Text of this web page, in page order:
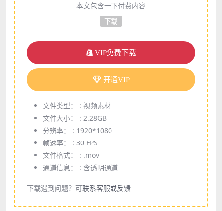
本文包含一下付费内容
下载
VIP免费下载
开通VIP
文件类型： : 视频素材
文件大小： : 2.28GB
分辨率： : 1920*1080
帧速率： : 30 FPS
文件格式： : .mov
通道信息： : 含透明通道
下载遇到问题？可联系客服或反馈